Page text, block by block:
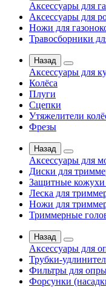
Аксессуары для
Аксессуары для
Ножи для
Травосборники
Назад
Аксессуары для
Колёса
Плуги
Сцепки
Утяжелители
Фрезы
Назад
Аксессуары для
Диски для
Защитные кожухи
Леска для
Ножи для
Триммерные
Назад
Аксессуары для
Трубки-
Фильтры для
Форсунки